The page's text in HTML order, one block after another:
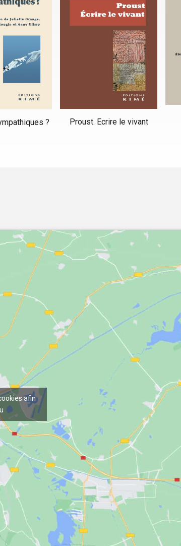
? Proust. Ecrire le vivant
afin